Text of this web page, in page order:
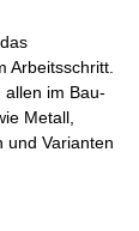
Arbeitsschritt.
im Bau-
Metall,
und Varianten